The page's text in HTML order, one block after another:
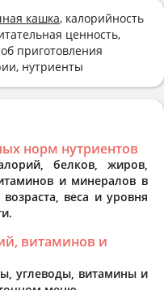
кашка, калорийность
ценность,
приготовления
нутриенты
норм нутриентов
белков, жиров,
и минералов в
веса и уровня
витаминов и
углеводы, витамины и